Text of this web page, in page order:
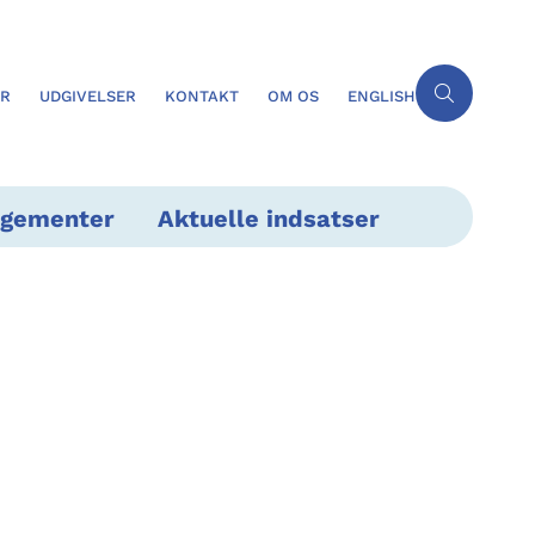
UDGIVELSER KONTAKT OM OS ENGLISH
Aktuelle indsatser